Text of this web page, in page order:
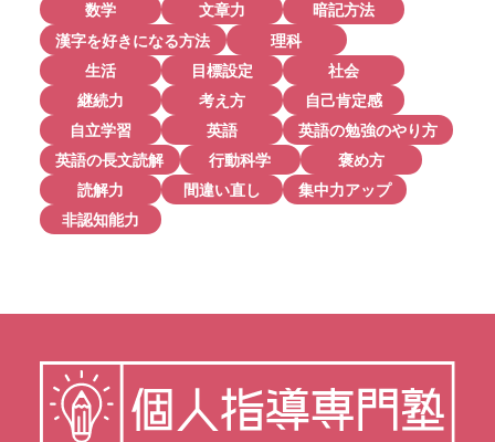
数学
文章力
暗記方法
漢字を好きになる方法
理科
生活
目標設定
社会
継続力
考え方
自己肯定感
自立学習
英語
英語の勉強のやり方
英語の長文読解
行動科学
褒め方
読解力
間違い直し
集中力アップ
非認知能力